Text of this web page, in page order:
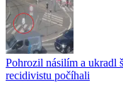
Pohrozil násilím a ukradl
recidivistu počíhali